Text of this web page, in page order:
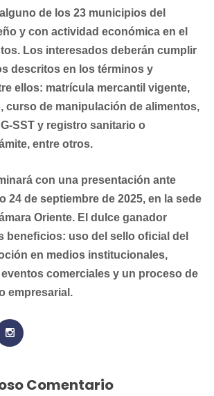
de los 23 municipios del
y con actividad económica en el
Los interesados deberán cumplir
descritos en los términos y
ellos: matrícula mercantil vigente,
curso de manipulación de alimentos,
SST y registro sanitario o
entre otros.
con una presentación ante
24 de septiembre de 2025, en la sede
Oriente. El dulce ganador
beneﬁcios: uso del sello oﬁcial del
en medios institucionales,
comerciales y un proceso de
empresarial.
Comentario